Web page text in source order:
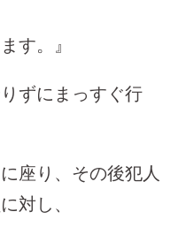
す。』
ずにまっすぐ行
座り、その後犯人
対し、